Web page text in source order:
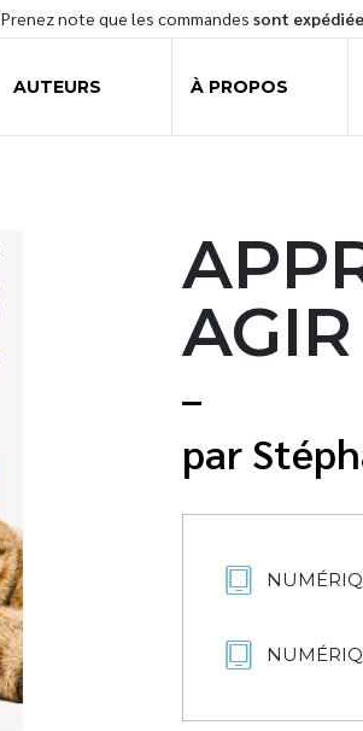
Prenez note que les commandes sont
AUTEURS À PROPOS